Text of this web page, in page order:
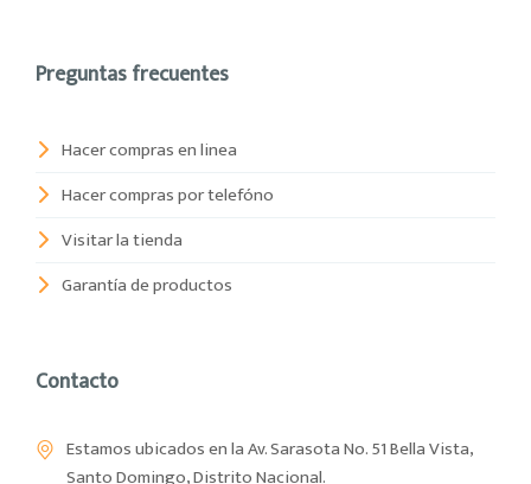
Preguntas frecuentes
Hacer compras en linea
Hacer compras por telefóno
Visitar la tienda
Garantía de productos
Contacto
Estamos ubicados en la Av. Sarasota No. 51 Bella Vista,
Santo Domingo, Distrito Nacional.